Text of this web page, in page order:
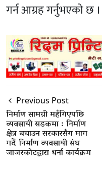
गर्न आग्रह गर्नुभएको छ ।
Previous Post
निर्माण सामग्री महँगिएपछि
व्यवसायी सडकमा : निर्माण
क्षेत्र बचाउन सरकारसँग माग
गर्दै निर्माण व्यवसायी संघ
जाजरकोटद्वारा धर्ना कार्यक्रम